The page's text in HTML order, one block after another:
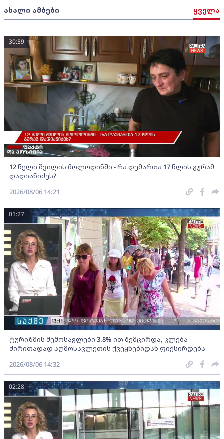
ახალი ამბები ყველა
12 წელი შვილის მოლოდინში - რა დემართა 17 წლის გურამ
დადიანიძეს?
30:59
2026/08/06 14:21
ტურიზმის შემოსავლები 3.8%-ით შემცირდა, კლება
ძირითადად აღმოსავლეთის ქვეყნებიდან ფიქსირდება
01:27
2026/08/06 14:32
02:28